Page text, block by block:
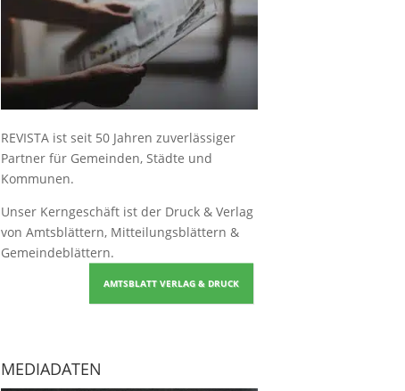
REVISTA ist seit 50 Jahren zuverlässiger
Partner für Gemeinden, Städte und
Kommunen.
Unser Kerngeschäft ist der Druck & Verlag
von Amtsblättern, Mitteilungsblättern &
Gemeindeblättern.
AMTSBLATT VERLAG & DRUCK
MEDIADATEN